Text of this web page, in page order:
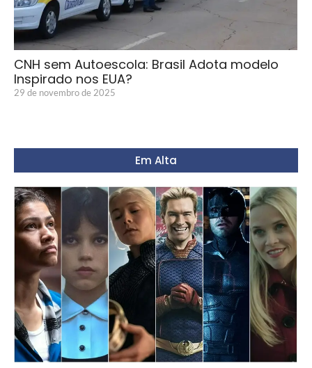
CNH sem Autoescola: Brasil Adota modelo
Inspirado nos EUA?
29 de novembro de 2025
Em Alta